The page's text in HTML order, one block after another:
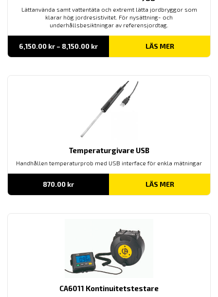
Lättanvända samt vattentäta och extremt lätta jordbryggor som
klarar hög jordresistivitet. För nysättning- och
underhållsbesiktningar av referensjordtag.
6,150.00 kr – 8,150.00 krPrisintervall:
till
LÄS MER
Temperaturgivare USB
Handhållen temperaturprob med USB interface för enkla mätningar
870.00 kr LÄS MER
CA6011 Kontinuitetstestare